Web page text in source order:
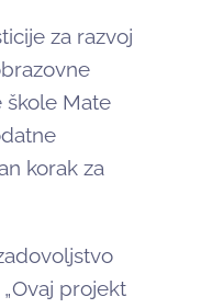
za razvoj
škole Mate
korak za
projekt